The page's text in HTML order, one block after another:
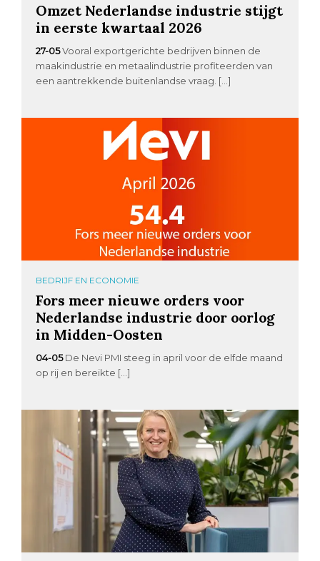
Omzet Nederlandse industrie stijgt
in eerste kwartaal 2026
27-05Vooral exportgerichte bedrijven binnen de
maakindustrie en metaalindustrie profiteerden van
een aantrekkende buitenlandse vraag. […]
BEDRIJF EN ECONOMIE
Fors meer nieuwe orders voor
Nederlandse industrie door oorlog
in Midden-Oosten
04-05 De Nevi PMI steeg in april voor de elfde maand
op rij en bereikte […]